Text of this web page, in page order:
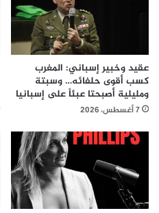
عقيد وخبير إسباني: المغرب
كسب أقوى حلفائه… وسبتة
ومليلية أصبحتا عبئاً على إسبانيا
7 أغسطس، 2026